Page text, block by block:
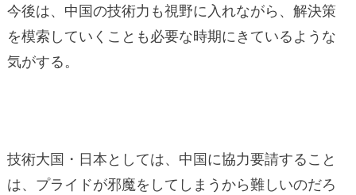
今後は、中国の技術力も視野に入れながら、解決策
を模索していくことも必要な時期にきているような
気がする。
技術大国・日本としては、中国に協力要請すること
は、プライドが邪魔をしてしまうから難しいのだろ